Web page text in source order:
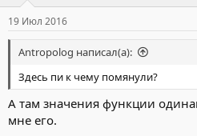
ы
19 Июл 2016
Antropolog написал(а):
Здесь пи к чему помянули?
А там значения функции
мне его.